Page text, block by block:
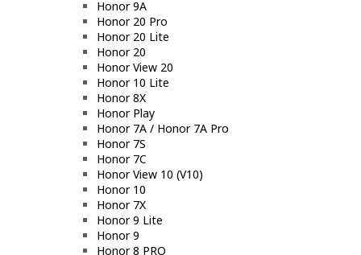
Honor 9A
Honor 20 Pro
Honor 20 Lite
Honor 20
Honor View 20
Honor 10 Lite
Honor 8X
Honor Play
Honor 7A / Honor 7A Pro
Honor 7S
Honor 7C
Honor View 10 (V10)
Honor 10
Honor 7X
Honor 9 Lite
Honor 9
Honor 8 PRO